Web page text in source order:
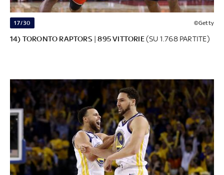
17/30 ©Getty
14) TORONTO RAPTORS|895 VITTORIE(SU 1.768 PARTITE)